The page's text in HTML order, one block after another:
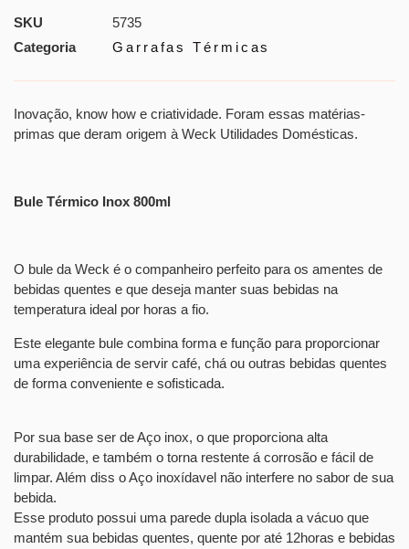
SKU
5735
Categoria
Garrafas Térmicas
Inovação, know how e criatividade. Foram essas matérias-
primas que deram origem à Weck Utilidades Domésticas.
Bule Térmico Inox 800ml
O bule da Weck é o companheiro perfeito para os amentes de
bebidas quentes e que deseja manter suas bebidas na
temperatura ideal por horas a fio.
Este elegante bule combina forma e função para proporcionar
uma experiência de servir café, chá ou outras bebidas quentes
de forma conveniente e sofisticada.
Por sua base ser de Aço inox, o que proporciona alta
durabilidade, e também o torna restente á corrosão e fácil de
limpar. Além diss o Aço inoxídavel não interfere no sabor de sua
bebida.
Esse produto possui uma parede dupla isolada a vácuo que
mantém sua bebidas quentes, quente por até 12horas e bebidas